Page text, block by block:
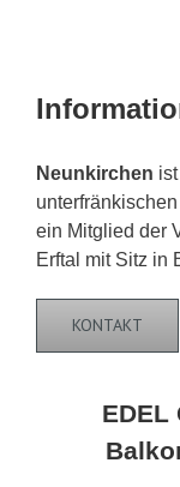
Neunkirchen
ein Mitglied der
Erftal mit Sitz in
KONTAKT
EDEL